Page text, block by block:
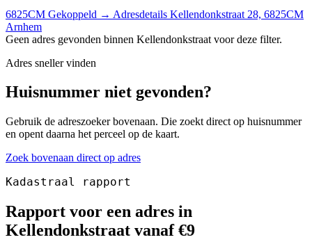
6825CM Gekoppeld → Adresdetails Kellendonkstraat 28, 6825CM
Arnhem
Geen adres gevonden binnen Kellendonkstraat voor deze filter.
Adres sneller vinden
Huisnummer niet gevonden?
Gebruik de adreszoeker bovenaan. Die zoekt direct op huisnummer
en opent daarna het perceel op de kaart.
Zoek bovenaan direct op adres
Kadastraal rapport
Rapport voor een adres in
Kellendonkstraat vanaf €9